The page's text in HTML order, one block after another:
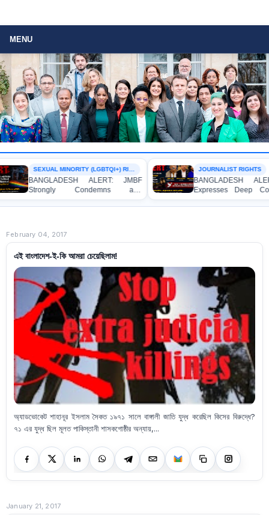
MENU
SEXUAL MINORITY (LGBTQI+) RIGHTS
BANGLADESH ALERT: JMBF
Strongly Condemns and
Expresses Deep Concern over the
Detention of Two Individuals on
JOURNALIST RIGHTS
BANGLADESH ALERT:
Expresses Deep Concern
Strong Condemnation over
Indictment of Four
February 04, 2017
এই বাংলাদেশ-ই-কি আমরা চেয়েছিলাম!
অ্যাডভোকেট শাহানূর ইসলাম সৈকত ১৯৭১ সালে বাঙ্গালী জাতি যুদ্ধ করেছিল কিসের বিরুদ্ধে?
৭১ এর যুদ্ধ ছিল মূলত পাকিস্তানী শাসকগোষ্ঠীর অন্যায়,...
January 21, 2017